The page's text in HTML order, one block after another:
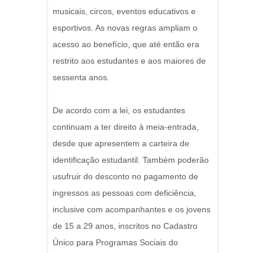
musicais, circos, eventos educativos e
esportivos. As novas regras ampliam o
acesso ao benefício, que até então era
restrito aos estudantes e aos maiores de
sessenta anos.
De acordo com a lei, os estudantes
continuam a ter direito à meia-entrada,
desde que apresentem a carteira de
identificação estudantil. Também poderão
usufruir do desconto no pagamento de
ingressos as pessoas com deficiência,
inclusive com acompanhantes e os jovens
de 15 a 29 anos, inscritos no Cadastro
Único para Programas Sociais do